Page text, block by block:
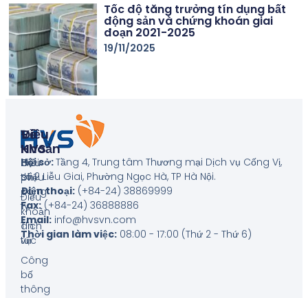
Tốc độ tăng trưởng tín dụng bất
động sản và chứng khoán giai
đoạn 2021-2025
19/11/2025
Hội sở:Tầng 4, Trung tâm Thương mại Dịch vụ Cống Vị,
số 2 Liễu Giai, Phường Ngọc Hà, TP Hà Nội.
Điện thoại:(+84-24) 38869999
Fax:(+84-24) 36888886
Email:info@hvsvn.com
Thời gian làm việc:08:00 - 17:00 (Thứ 2 - Thứ 6)
Về
HVS
Giới
thiệu
công
ty
Tin
tức
Công
bố
thông
Điều
Khoản
Biểu
phí
Điều
khoản
dịch
vụ